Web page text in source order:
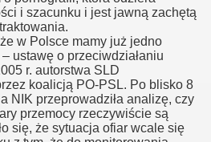
i szacunku i jest jawną zachętą
w Polsce mamy już jedno
ustawę o przeciwdziałaniu
r. autorstwa SLD
koalicją PO-PSL. Po blisko 8
NIK przeprowadziła analizę, czy
przemocy rzeczywiście są
się, że sytuacja ofiar wcale się